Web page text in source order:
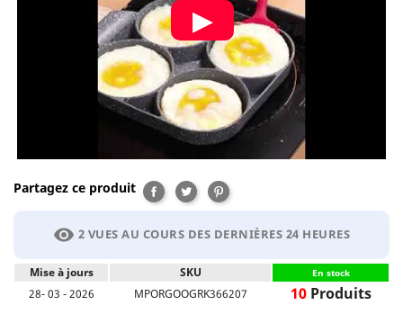
Partagez ce produit Partager
TweetPinterest
visibility 2 VUES AU COURS DES DERNIÈRES 24 HEURES
Mise à jours SKU En stock
28- 03 - 2026 MPORGOOGRK366207 10Produits